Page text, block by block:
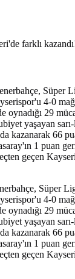
Süper
4-0
oynadığı 29
yaşayan
kazanarak 66
1 puan
geçen
Süper
4-0
oynadığı 29
yaşayan
kazanarak 66
1 puan
geçen